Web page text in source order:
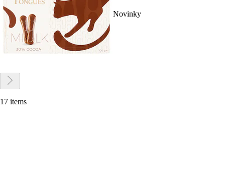
Novinky
17 items